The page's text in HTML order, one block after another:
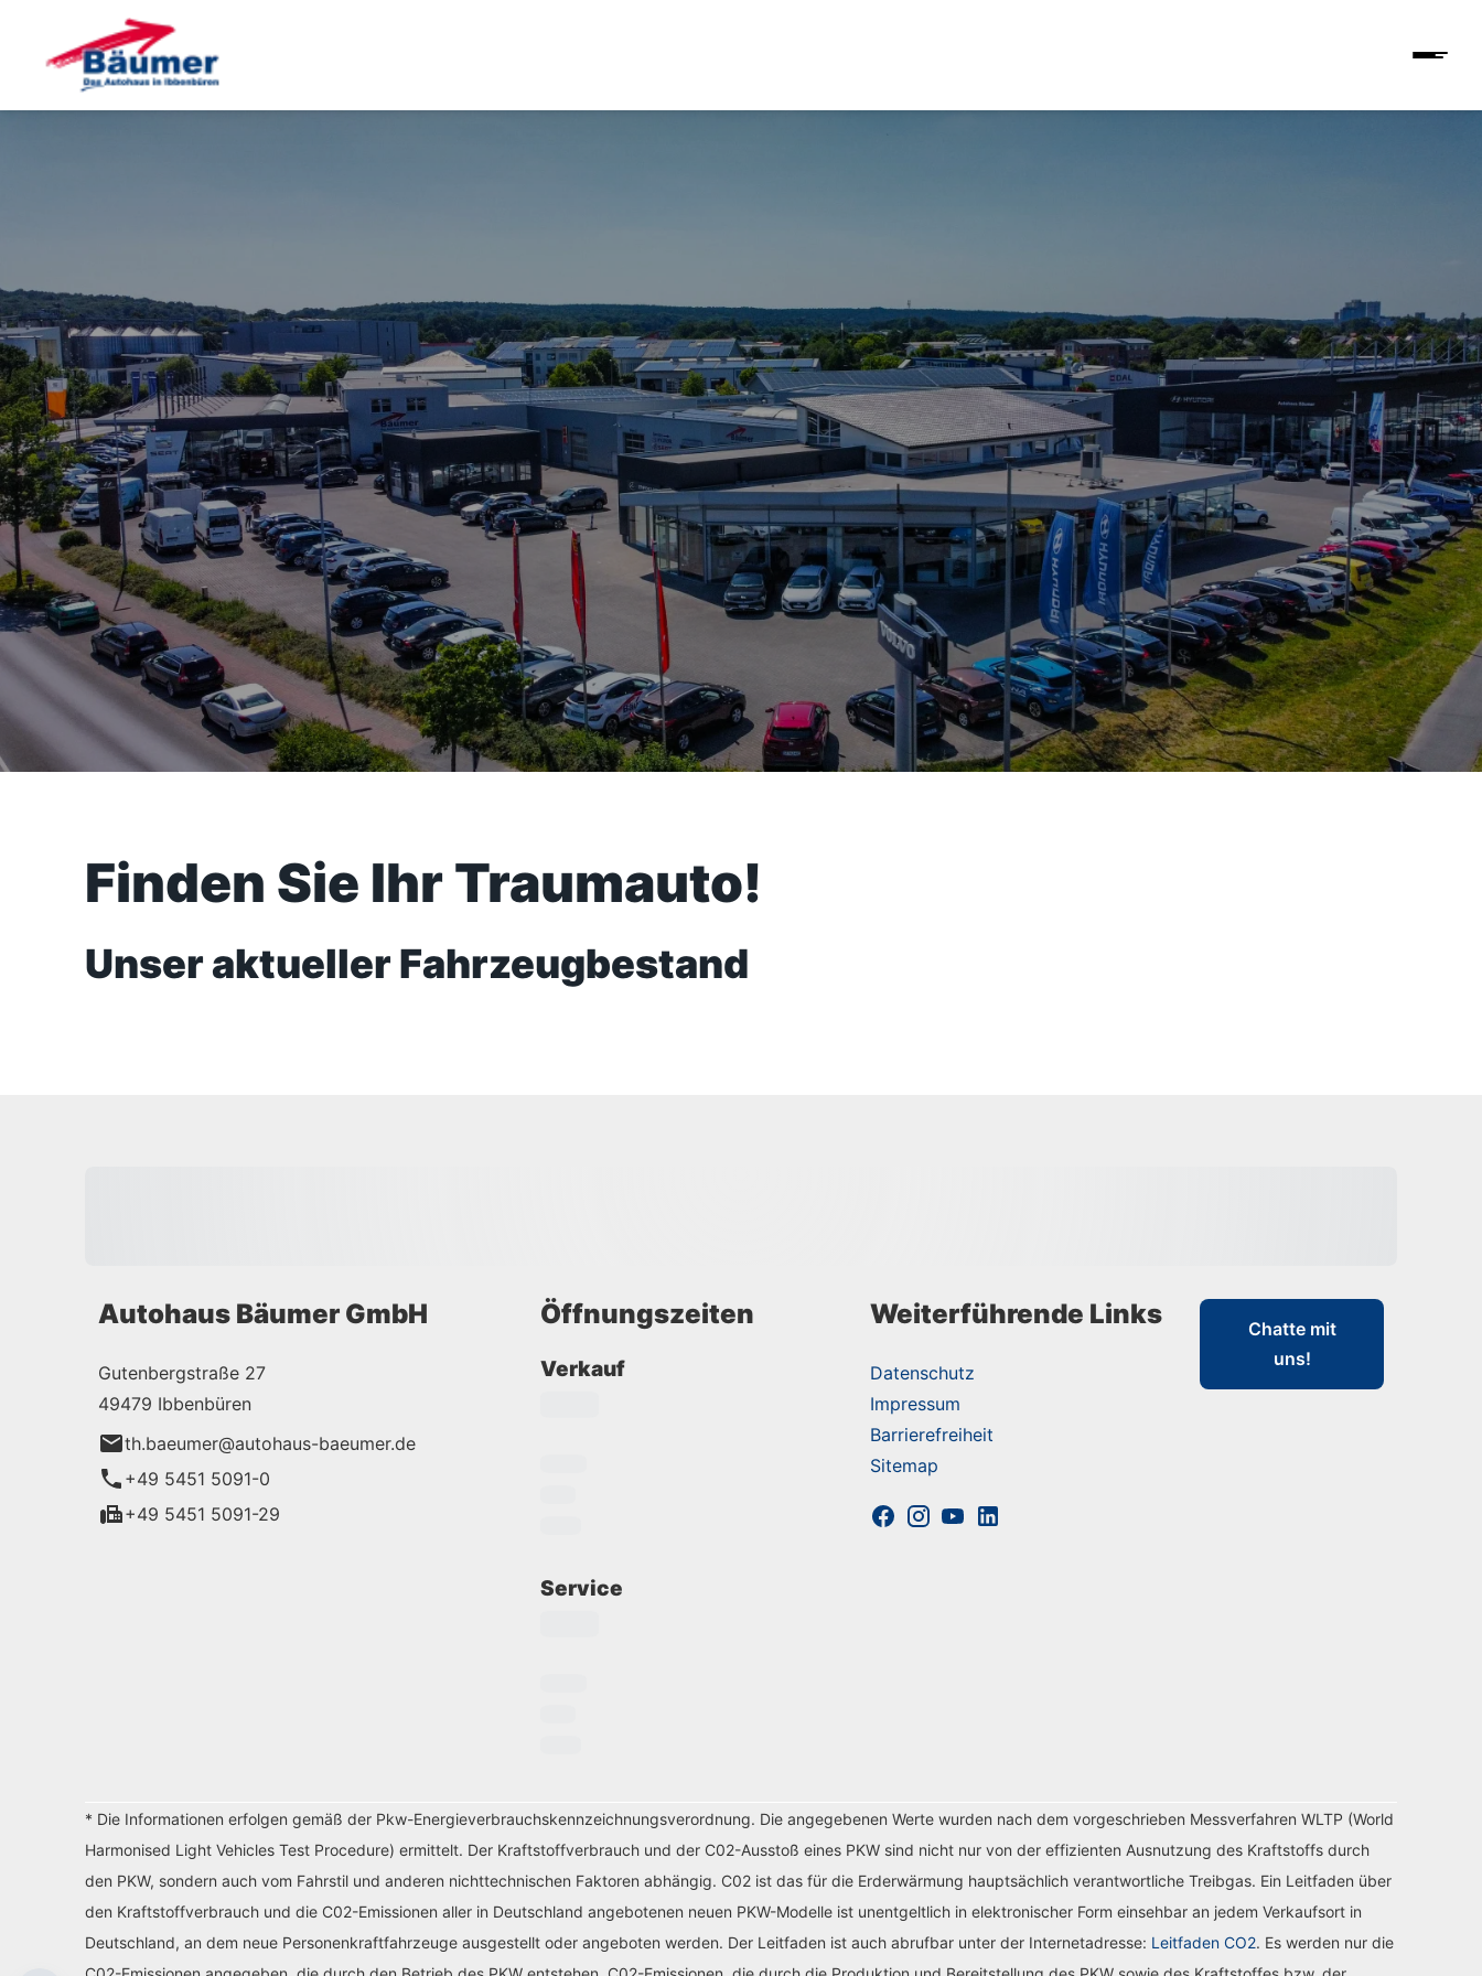
Finden Sie Ihr Traumauto!
Unser aktueller Fahrzeugbestand
Autohaus Bäumer GmbH
Gutenbergstraße 27
49479 Ibbenbüren
th.baeumer@autohaus-baeumer.de
+49 5451 5091-0
+49 5451 5091-29
Öffnungszeiten
Verkauf
Service
Weiterführende Links
Datenschutz
Impressum
Barrierefreiheit
Sitemap
Chatte mit
uns!
* Die Informationen erfolgen gemäß der Pkw-Energieverbrauchskennzeichnungsverordnung. Die angegebenen Werte wurden nach dem vorgeschrieben Messverfahren WLTP (World
Harmonised Light Vehicles Test Procedure) ermittelt. Der Kraftstoffverbrauch und der C02-Ausstoß eines PKW sind nicht nur von der effizienten Ausnutzung des Kraftstoffs durch
den PKW, sondern auch vom Fahrstil und anderen nichttechnischen Faktoren abhängig. C02 ist das für die Erderwärmung hauptsächlich verantwortliche Treibgas. Ein Leitfaden über
den Kraftstoffverbrauch und die C02-Emissionen aller in Deutschland angebotenen neuen PKW-Modelle ist unentgeltlich in elektronischer Form einsehbar an jedem Verkaufsort in
Deutschland, an dem neue Personenkraftfahrzeuge ausgestellt oder angeboten werden. Der Leitfaden ist auch abrufbar unter der Internetadresse: Leitfaden CO2. Es werden nur die